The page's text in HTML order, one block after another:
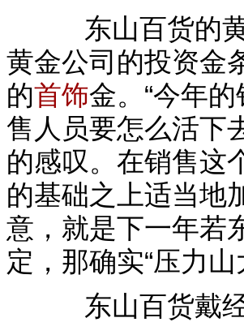
东山百货的黄
黄金公司的投资金
的首饰金。“今年
售人员要怎么活下
的感叹。在销售这
的基础之上适当地
意，就是下一年若
定，那确实“压力山
东山百货戴经